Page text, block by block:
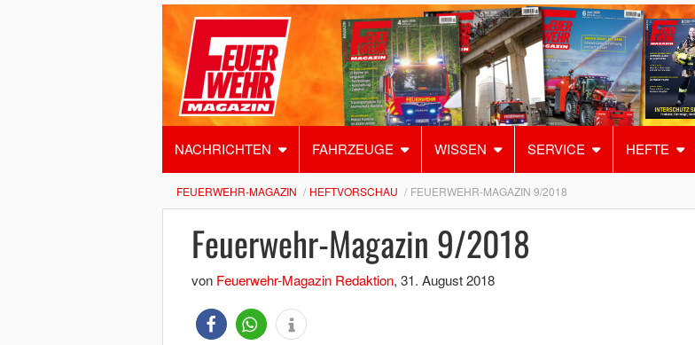
NACHRICHTEN FAHRZEUGE WISSEN SERVICE HEFTE
FEUERWEHR-MAGAZIN HEFTVORSCHAU FEUERWEHR-MAGAZIN 9/2018
Feuerwehr-Magazin 9/2018
von Feuerwehr-Magazin Redaktion, 31. August 2018